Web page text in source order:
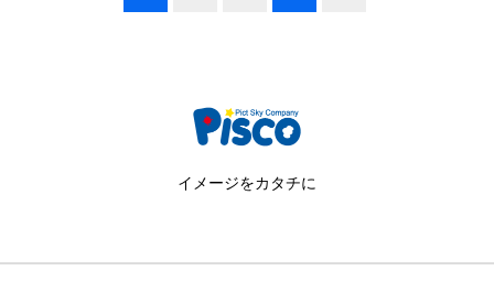
イメージをカタチに